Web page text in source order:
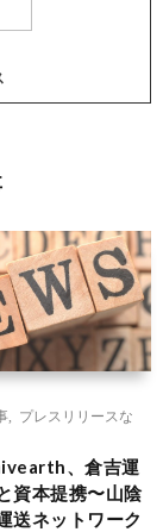
プレスリリースな
、倉吉運
資本提携〜山陰
送ネットワーク